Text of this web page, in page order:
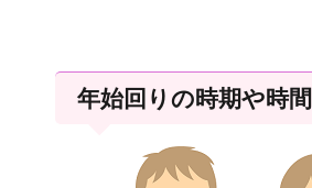
年始回りの時期や時